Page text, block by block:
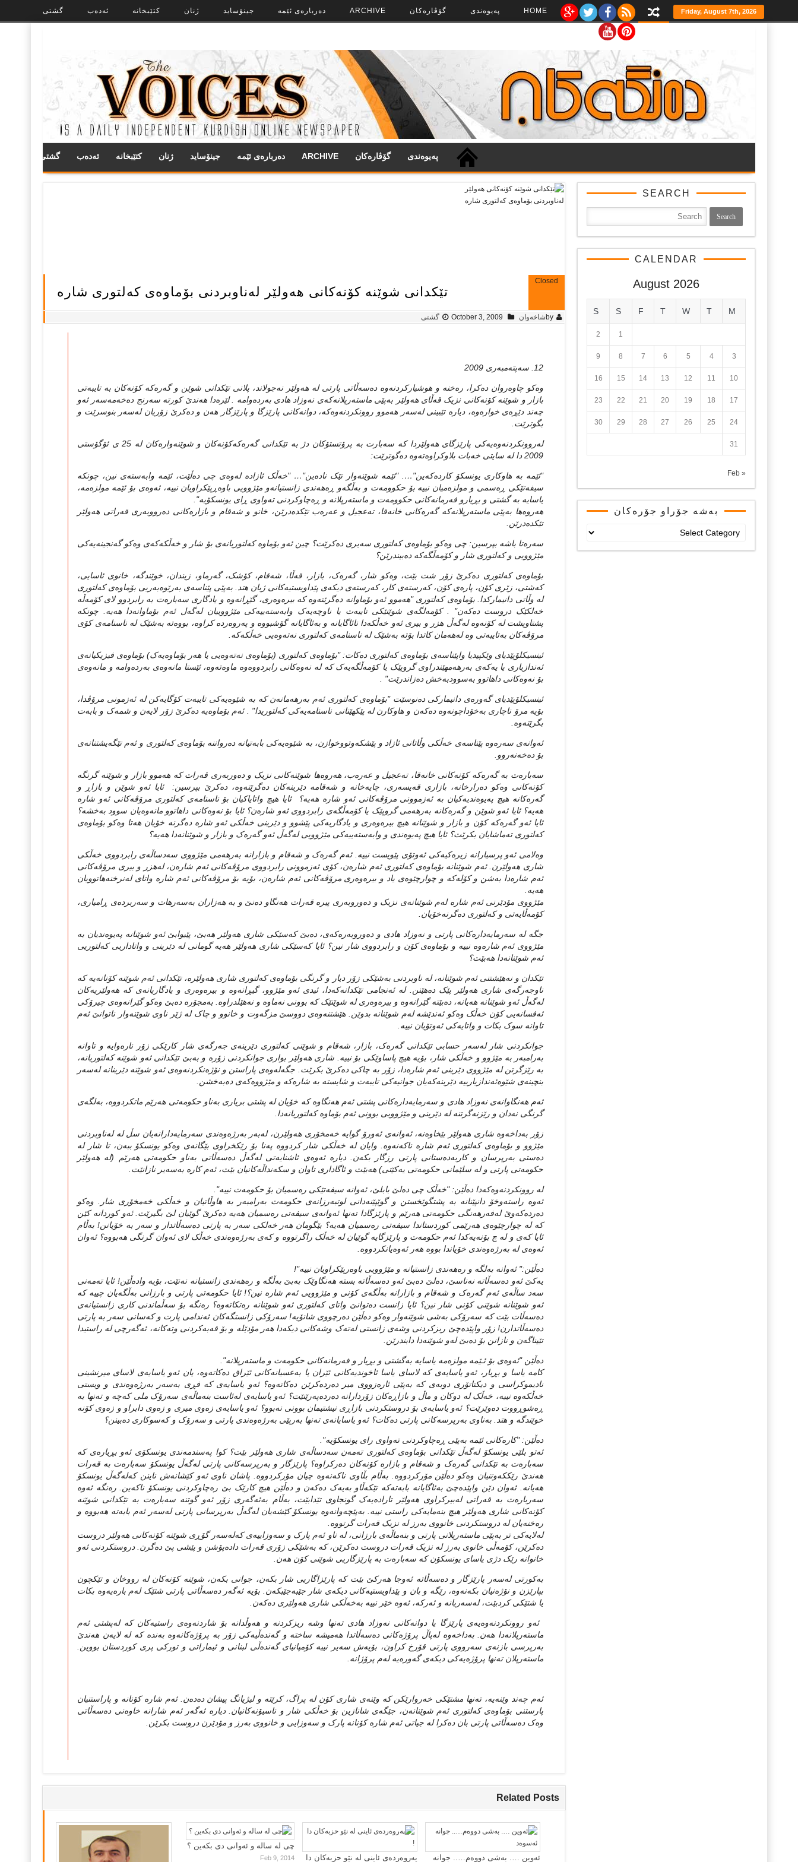
گشتی ئەدەب کتێبخانە ژنان جینۆساید ده‌رباره‌ی ئێمه ARCHIVE گۆڤاره‌کان په‌‌یوه‌ندی HOME Friday, August 7th, 2026
گشتی ئەدەب کتێبخانە ژنان جینۆساید ده‌رباره‌ی ئێمه ARCHIVE گۆڤاره‌کان په‌‌یوه‌ندی
تێکدانی شوێنه‌‌ کۆنه‌کانی هه‌ولێر له‌ناوبردنی بۆماوه‌ی که‌لتوری شاره‌
Closed
byشاخه‌وان October 3, 2009 گشتی
12. سه‌پته‌مبه‌ری 2009
وه‌کو چاوه‌روان ده‌کرا، ره‌خنه‌ و هوشیارکردنه‌وه‌ ده‌سه‌ڵاتی پارتی له‌ هه‌ولێر نه‌جولاند، پلانی تێکدانی شوێن و گه‌ره‌که‌ کۆنه‌کان به‌ تایبه‌تی
بازار و شوێنه‌ کۆنه‌کانی نزیک قه‌ڵای هه‌ولێر به‌پێی ماسته‌رپلانه‌که‌ی نه‌وزاد هادی به‌رده‌وامه‌ . لێره‌دا هه‌ندێ کورته‌ سه‌رنج ده‌خه‌مه‌سه‌ر ئه‌و
چه‌ند دێڕه‌ی خواره‌وه‌، دیاره‌ تێبینی له‌سه‌ر هه‌موو روونکردنه‌وه‌که‌، دوانه‌کانی پارێزگا و پارێزگار هه‌ن و ده‌کرێ زۆریان له‌سه‌ر بنوسرێت و
بگوترێت.
له‌روونکردنه‌وه‌یه‌کی پارێزگای هه‌ولێردا که‌ سه‌بارت به‌ پرۆتستۆکان دژ به‌ تێکدانی گه‌ره‌که‌کۆنه‌کان و شوێنه‌واره‌کان له‌ 25 ی ئۆگۆستی
2009 دا له‌ سایتی خه‌بات بلاوکراوه‌ته‌وه‌ ده‌گوترێت:
"ئێمه‌ به‌ هاوکاری یونسکۆ کارده‌که‌ین"…. "ئێمه‌ شوێنه‌وار تێک ناده‌ین"… "خه‌ڵک ئازاده‌ له‌وه‌ی چی ده‌ڵێت، ئێمه‌ وابه‌سته‌ی نین، چونكە
سیفەتێكی‮ ‬ڕەسمی‮ ‬و مولزەمیان نییە بۆ حكوومەت و بەڵگەو‮ ‬ڕەهەندی‮ ‬زانستیانەو مێژوویی‮ ‬باوەڕپێكراویان نییە،‮ ‬ئەوەی‮ ‬بۆ ئێمە مولزەمە،‮
‬یاسایە بە گشتی‮ ‬و بڕیارو فەرمانەكانی‮ ‬حكوومەت و ماستەرپلانە و‮ ‬ڕەچاوكردنی‮ ‬تەواوی‮ ‬ڕای‮ ‬یونسكۆیە"‮.‬
هه‌روه‌ها به‌پێی ماسته‌رپلانه‌که‌ گه‌ره‌کانی خانه‌قا، ته‌عجیل و عه‌ره‌ب تێکده‌درێن، خانو و شه‌قام و بازاره‌کانی ده‌رووبه‌ری قه‌راتی هه‌ولێر
تێکده‌درێن.
سه‌ره‌تا باشه‌ بپرسین: چی وه‌کو بۆماوه‌ی که‌لتوری سه‌یری ده‌کرێت؟ چین ئه‌و بۆماوه‌ که‌لتوریانه‌ی بۆ شار و خه‌ڵکه‌که‌ی وه‌کو گه‌نجینه‌یه‌کی
مێژوویی و که‌لتوری شار و کۆمه‌ڵگه‌که‌ ده‌بیندرێن؟
بۆماوه‌ی که‌لتوری ده‌کرێ زۆر شت بێت، وه‌کو شار، گه‌ره‌ک، بازار، قه‌ڵا، شه‌قام، کۆشک، گه‌رماو، زیندان، خوێندگه‌، خانوی ئاسایی،
که‌شتی، زێری کۆن، پاره‌ی کۆن، که‌رسته‌ی کار، که‌رسته‌ی دیکه‌ی پێداویستیه‌کانی ژیان هتد. به‌پێی پێناسه‌ی به‌رێوه‌به‌ریی بۆماوه‌ی که‌لتوری
له‌ وڵاتی دانیمارکدا. بۆماوه‌ی که‌لتوری "هه‌موو ئه‌و بۆماوانه‌ ده‌گرێته‌وه‌ که‌ بیره‌وه‌ری، گێڕانه‌وه‌ و یادگاری سه‌باره‌ت به‌ رابردوو لای کۆمه‌ڵه‌
خه‌لکێک دروست ده‌که‌ن" . کۆمه‌لگه‌ی شوێنێکی تایبه‌ت یا ناوچه‌یه‌ک وابه‌سته‌ییه‌کی مێژووییان له‌گه‌ل ئه‌م بۆماوانه‌دا هه‌یه‌. چونکه‌
پشتاوپشت له‌ کۆنه‌وه‌ له‌گه‌ڵ‌ ‌هزر و بیری ئه‌و خه‌ڵکه‌دا نائاگایانه‌ و به‌ئاگایانه‌ گۆشبووه‌ و په‌روه‌رده‌ کراوه‌، بووه‌ته‌ به‌شێک له‌ ناسنامه‌ی کۆی
مرۆڤه‌کان به‌تایبه‌تی وه‌ له‌هه‌مان کاتدا بۆته‌ به‌شێک له‌ ناسنامه‌ی که‌لتوری نه‌ته‌وه‌یی خه‌ڵکه‌که‌.
ئینسیکلۆپێدیای وێکپیدیا واپێناسه‌ی بۆماوه‌ی که‌لتوری ده‌کات: "بۆماوه‌ی که‌لتوری (بۆماوه‌ی نه‌ته‌وه‌یی یا هه‌ر بۆماوه‌یه‌ک‌) بۆماوه‌ی فیزیکیانه‌ی
ئه‌ندازیاری یا یه‌که‌ی به‌رهه‌مهێندراوی گروپێک یا کۆمه‌ڵگه‌یه‌ک که‌ له‌ نه‌وه‌کانی رابردووه‌وه‌ ماوه‌ته‌وه‌، ئێستا مانه‌وه‌ی به‌رده‌وامه‌ و مانه‌وه‌ی
بۆ نه‌وه‌کانی داهاتوو به‌سوودبه‌خش ده‌زاندرێت" .
ئینسیکلۆپێدیای گه‌و‌ره‌ی دانیمارکی ده‌نوسێت "بۆماوه‌ی که‌لتوری ئه‌م به‌رهه‌مانه‌ن که‌ به‌ شێوه‌یه‌کی تایبه‌ت کۆگایه‌کن له‌ ئه‌زمونی مرۆڤدا،
بۆیه‌ مرۆ ناچاری به‌خۆداچونه‌وه‌ ده‌که‌ن و هاوکارن له‌ پێکهێنانی ناسنامه‌یه‌کی که‌لتوریدا" . ئه‌م بۆماوه‌یه‌ ده‌کرێ زۆر لایه‌ن و شمه‌ک و بابه‌ت
بگرێته‌وه‌.
ئه‌وانه‌ی سه‌ره‌وه‌ پێناسه‌ی خه‌ڵکی وڵاتانی ئازاد و پێشکه‌وتووخوازن، به‌ شێوه‌یه‌کی بابه‌تیانه‌ ده‌رواننه‌ بۆماوه‌ی که‌لتوری و ئه‌م تێگه‌یشتنانه‌‌ی
بۆ ده‌خه‌نه‌روو.
سه‌باره‌ت به‌ گه‌ره‌که‌ کۆنه‌کانی خانه‌قا، ته‌عجیل و عه‌ره‌ب، هه‌روه‌ها شوێنه‌کانی نزیک و ده‌وربه‌ری قه‌رات که‌ هه‌موو بازار و شوێنه‌ گرنگه‌
کۆنه‌کانی وه‌کو ده‌رارخانه‌، بازاری قه‌یسه‌ری، چایه‌خانه‌ و شه‌قامه‌ دێرینه‌کان ده‌گرێته‌وه‌، ده‌کرێ بپرسین: ئایا ئه‌و شوێن و بازاڕ و
گه‌ره‌کانه‌ هیچ په‌یوه‌ندیه‌کیان به‌ ئه‌زموونی مرۆڤه‌کانی ئه‌و شاره‌ هه‌یه‌؟ ئایا هیچ واتایاکیان بۆ ناسنامه‌ی که‌لتوری مرۆڤه‌کانی ئه‌و شاره‌
هه‌یه‌؟ ئایا ئه‌و شوێن و گه‌ره‌کانه‌ به‌رهه‌می گروپێک یا کۆمه‌ڵگه‌ی رابردووی ئه‌و شاره‌ن؟ ئایا بۆ نه‌وه‌کانی داهاتوو مانه‌وه‌یان سوود به‌خشه‌؟
ئایا ئه‌و گه‌ره‌که‌ کۆن و بازار و شوێنانه‌ هیچ بیره‌وه‌ری و یادگاریه‌کی پێشوو و دێرینی خه‌ڵکی ئه‌و شاره‌‌ ده‌گرنه‌ خۆیان هه‌تا وه‌کو بۆماوه‌ی
که‌لتوری ته‌ماشایان بکرێت؟ ئایا هیچ په‌یوه‌ندی و وابه‌سته‌ییه‌کی مێژوویی له‌گه‌ڵ ئه‌و گه‌ره‌ک و بازار و شوێنانه‌دا هه‌یه‌؟
وه‌لامی ئه‌و پرسیارانه‌ زیره‌کیه‌کی ئه‌وتۆی پێویست نییه‌. ئه‌م گه‌ره‌ک و شه‌قام و بازارانه‌ به‌رهه‌می مێژووی سه‌دساڵه‌ی رابردووی خه‌ڵکی
شاری هه‌ولێرن. ئه‌م شوێنانه‌ بۆماوه‌ی که‌لتوری ئه‌م شاره‌ن، کۆی ئه‌زموونی رابردووی مرۆڤه‌کانی ئه‌م شاره‌ن، له‌هزر و بیری مرۆڤه‌کانی
ئه‌م شاره‌دا به‌شن و کۆله‌که‌ و چوارچێوه‌ی یاد و بیره‌وه‌ر‌ی مرۆڤه‌کانی ئه‌م شاره‌ن، بۆیه‌ بۆ مرۆڤه‌کانی ئه‌م شاره‌ واتای له‌نرخنه‌هاتوویان
هه‌یه‌.
مێژووی مۆدێرنی ئه‌م شاره‌ له‌م شوێنانه‌ی نزیک و ده‌وروبه‌ری پیره‌ قه‌رات هه‌نگاو ده‌نێ و به هه‌زاران به‌سه‌رهات و سه‌ربرده‌ی ڕامیاری،
کۆمه‌ڵایه‌تی و که‌لتوری ده‌گرنه‌خۆیان.
جگه‌ له‌ سه‌رمایه‌داره‌کانی پارتی و نه‌وزاد هادی و ده‌وروبه‌ره‌که‌ی، ده‌بێ که‌سێکی شاری هه‌ولێر هه‌بێ، پێیوابێ ئه‌و شوێنانه‌ په‌یوه‌ندیان به‌
مێژووی ئه‌م شاره‌وه‌ نییه‌ و بۆماوه‌ی کۆن و رابردووی شار نین؟ ئایا که‌سێکی شاری هه‌ولێر هه‌یه‌ گومانی له‌ دێرینی و واتاداریی که‌لتوریی
ئه‌م شوێنانه‌دا هه‌بێت؟
تێکدان و نه‌هێشتنی ئه‌م شوێنانه‌، له‌ ناوبردنی به‌شێکی زۆر دیار و گرنگی بۆماوه‌ی که‌لتوری شاری هه‌ولێره‌، تێکدانی ئه‌م شوێنه‌ کۆنانه‌یه‌ که‌
ناوجه‌رگه‌ی شاری هه‌ولێر پێک ده‌هێنن‌. له‌ ئه‌نجامی تێکدانه‌که‌دا، ئیدی ئه‌و مێژوو، گیڕانه‌وه‌ و بیره‌وه‌ری و یادگاریانه‌ی که‌ هه‌ولێریه‌کان
له‌گه‌ڵ ئه‌و شوێنانه‌ هه‌یانه‌، ده‌بێته‌ گێرانه‌وه‌ و بیره‌وه‌ری له‌ شوێنێک که‌ بوونی نه‌ماوه‌ و نه‌هێلدراوه‌. به‌مجۆره‌ ده‌بێ وه‌کو گێرانه‌وه‌ی چیرۆکی
ئه‌فسانه‌یی کۆن خه‌ڵک وه‌کو ئه‌ندێشه‌ له‌م شوێنانه‌ بدوێن. هێشتنه‌وه‌ی دووسێ مزگه‌وت و خانوو و چاک له‌ ژێر ناوی شوێنه‌وار ناتوانێ ئه‌م
تاوانه‌ سوک بکات و واتایه‌کی ئه‌وتۆیان نییه‌.
جوانکردنی شار له‌سه‌ر حسابی تێکدانی گه‌ره‌ک، بازار، شه‌قام و شوێنی که‌لتوری دێرینه‌ی جه‌رگه‌ی شار کارێکی زۆر ناره‌وایه‌ و تاوانه‌
به‌رامبه‌ر به‌ مێژوو و خه‌ڵکی شار، بۆیه‌ هیچ پاساوێکی بۆ نییه‌. شاری هه‌ولێر بواری جوانکردنی زۆره‌ و به‌بێ تێکدانی ئه‌و شوێنه‌ که‌لتوریانه،
به‌ رێزگرتن له‌ مێژووی دێرینی ئه‌م شاره‌دا،‌ زۆر به‌ چاکی ده‌کرێ بکرێت. جگه‌له‌وه‌ی پاراستن و نۆژه‌نکردنه‌وه‌ی ئه‌و شوێنه‌ دێرینانه‌ له‌سه‌ر
بنچینه‌ی شێوه‌ئه‌ندازیارییه‌ دێرینه‌که‌یان جوانیه‌کی تایبه‌ت و شایسته‌ به‌ شاره‌که‌ و مێژووه‌که‌ی ده‌به‌خشن. ‌
ئه‌م هه‌نگاوانه‌ی نه‌وزاد هادی و سه‌رمایه‌داره‌کانی پشتی ئه‌م هه‌نگاوه‌ که‌ خۆیان له‌ پشتی بریاری به‌ناو حکومه‌تی هه‌رێم ماتکردووه‌، به‌لگه‌ی
گرنگی نه‌دان و رێزنه‌گرتنه‌ له‌ دێرینی و مێژوویی بوونی ئه‌م بۆماوه‌ که‌لتوریانه‌دا.
زۆر به‌داخه‌وه‌ شاری هه‌ولێر بێخاوه‌نه‌، ئه‌وانه‌ی ئه‌ورۆ گوایه‌ خه‌مخۆری هه‌ولێرن، له‌به‌ر به‌رژه‌وه‌ندی سه‌رمایه‌دارانه‌یان سڵ له‌ له‌ناوبردنی
مێژوو و بۆماوه‌ی که‌لتوری ئه‌م شاره‌ ناکه‌نه‌وه‌. وایان له‌ خه‌ڵکی شار کردووه‌ په‌نا بۆ رێکخراوی بێگانه‌ی وه‌کو یونسکۆ ببه‌ن، تا شار له‌
ده‌ستی به‌رپرسان و کاربه‌ده‌ستانی پارتی رزگار بکه‌ن. دیاره‌ ئه‌وه‌ی ئاشنایه‌تی له‌گه‌ڵ ده‌سه‌ڵاتی به‌ناو حکومه‌تی هه‌رێم (له‌ هه‌ولێر
حکومه‌تی پارتی و له‌ سلێمانی حکومه‌تی یه‌کێتی) هه‌بێت و ئاگاداری تاوان و سکه‌نداڵه‌کانیان بێت، ئه‌م کاره‌ به‌سه‌یر نازانێت.
له‌ روونکردنه‌وه‌که‌دا ده‌ڵێن: "خه‌ڵک چی ده‌لێ بابلێ، ئه‌وانه‌ سیفه‌تێکی ره‌سمیان بۆ حکومه‌ت نییه".
ئه‌وه‌ راسته‌وخۆ دانپێنانه‌ به‌ پشتگوێخستن و گوێپێنه‌دانی لوتبه‌رزانه‌ی حکومه‌ت به‌رامبه‌ر به‌ هاوڵاتیان و خه‌ڵکی خه‌مخۆری شار. وه‌کو
ده‌رده‌که‌وێ له‌فه‌رهه‌نگی حکومه‌تی هه‌رێم و پارێزگادا ته‌نها ئه‌وانه‌ی سیفه‌تی ره‌سمیان هه‌یه‌ ده‌کرێ گوێیان لێ بگیرێت. ئه‌و کوردانه‌ کێن
که‌ له‌ چوارچێوه‌ی هه‌رێمی کوردستاندا سیفه‌تی ره‌سمیان هه‌یه‌؟ بێگومان هه‌ر خه‌لکی سه‌ر به‌ پارتی ده‌سه‌ڵاتدار و سه‌ر به‌ خۆیانن! به‌ڵام
ئایا که‌ی و له‌ چ بۆنه‌یه‌کدا ئه‌م حکومه‌ت و پارێزگایه‌ گوێیان له‌ خه‌ڵک راگرتووه‌ و که‌ی به‌رژه‌وه‌ندی خه‌ڵک لای ئه‌وان گرنگی هه‌بووه‌؟ ئه‌وان
ئه‌وه‌ی له‌ به‌رژه‌وه‌ندی خۆیاندا بووه‌ هه‌ر ئه‌وه‌یانکردووه‌.
ده‌ڵێن:" ئه‌وانه‌ به‌لگه‌ و ره‌هه‌ندی زانستیانه‌ و مێژوویی باوه‌رپێکراویان نییه‌"!
یه‌کێ ئه‌و ده‌سه‌ڵاته‌ نه‌ناسێ، ده‌لێ ده‌بێ ئه‌و ده‌سه‌ڵاته‌‌ بسته‌ هه‌نگاوێک به‌بێ به‌ڵگه‌ و ره‌هه‌ندی زانستیانه‌ نه‌نێت، بۆیه‌ واده‌ڵێن! ئایا ته‌مه‌نی
سه‌د ساڵه‌ی ئه‌م گه‌ره‌ک و شه‌قام و بازارانه‌ به‌ڵگه‌ی کۆنی و مێژوویی ئه‌م شاره‌ نین؟! ئایا حکومه‌تی پارتی و بارزانی به‌ڵگه‌یان چییه‌ که‌
ئه‌و شوێنانه‌ شوێنی کۆنی شار نین؟ ئایا زانست ده‌توانێ واتای که‌لتوری ئه‌و شوێنانه‌ ره‌تکاته‌وه‌؟ ره‌نگه‌ بۆ سه‌ڵماندنی کاری زانستیانه‌ی
ده‌سه‌ڵات بێت که‌ سه‌رۆکی به‌شی شوێنه‌وار وه‌کو ده‌ڵێن ده‌رچووی شانۆیه‌! سه‌رۆکی زانستگه‌کان ئه‌ندامی پارت و که‌سانی سه‌ر به‌ پارتی
ده‌سه‌ڵاتدارن! زۆر واپێده‌چێ ریزکردنی وشه‌ی زانستی له‌ته‌ک وشه‌کانی دیکه‌دا هه‌ر مۆدێله‌ و بۆ قه‌به‌کردنی وته‌کانه‌، ئه‌گه‌رچی له‌ راستیدا
تێیناگه‌ن و نازانن بۆ ده‌بێ له‌و شوێنه‌دا دابندرێن.
ده‌ڵێن "ئه‌وه‌ی بۆ ئـێمه‌ مولزه‌مه‌ یاسایه‌ به‌گشتی‌ و بڕیار و فه‌رمانه‌کانی حکومه‌ت و ماسته‌رپلانه‌".
کامه‌ یاسا و بڕیار، ئه‌و یاسایه‌ی که‌ لاسای یاسا ئاخوندیه‌کانی ئێران یا به‌عسیانه‌کانی ئێراق ده‌کاته‌وه‌، یان ئه‌و یاسایه‌ی لاسای میرنشینی
نادیموکراسی و دیکتاتۆری دوبه‌ی که‌ به‌پێی ئاره‌زووی میر ده‌رده‌کرێن ده‌کاته‌وه‌؟ ئه‌و یاسایه‌ی که‌ فڕی به‌سه‌ر به‌رژه‌وه‌ندی و ویستی
خه‌ڵکه‌وه‌ نییه‌، خه‌ڵک له‌ دوکان و ماڵ و بازاڕه‌کان زۆردارانه‌ ده‌رده‌په‌رێنێت؟ ئه‌و یاسایه‌ی له‌ئاست بنه‌ماڵه‌ی سه‌رۆک ملی که‌چه‌ و ته‌نها به‌
ڕه‌شوڕووت ده‌وێرێت؟ ئه‌و یاسایه‌ی بۆ دروستکردنی بازاڕی نیشتیمان بوونی نه‌بوو؟ ئه‌و یاسایه‌ی زه‌وی میری و زه‌وی دابراو و زه‌وی کۆنه‌
خوێندگه‌ و هتد. به‌ناوی به‌رپرسه‌کانی پارتی ده‌کات؟ ئه‌و یاسایانه‌ی ته‌نها به‌رپێی به‌رژه‌وه‌ندی پارتی و سه‌رۆک و که‌سوکاری ده‌بینن؟
ده‌ڵێن: "کاره‌کانی ئێمه‌ به‌پێی ڕه‌چاوکردنی ته‌واوی رای یونسکۆیه‌".
ئه‌تو بلێی یونسکۆ له‌گه‌ڵ تێکدانی بۆماوه‌ی که‌لتوری ته‌مه‌ن سه‌دساڵه‌ی شاری هه‌ولێر بێت؟ کوا په‌سندمه‌ندی یونسکۆی ئه‌و بڕیاره‌ی که‌
سه‌باره‌ت به‌ تێکدانی گه‌ره‌ک و شه‌قام و بازاره‌ کۆنه‌کان ده‌رکراوه‌؟ پارێزگار و به‌رپرسه‌کانی پارتی له‌گه‌ڵ یونسکۆ سه‌باره‌ت به‌ قه‌رات
هه‌ندێ رێککه‌وتنیان وه‌کو ده‌ڵێن مۆرکردووه‌. به‌ڵام بڵاوی ناکه‌نه‌وه‌ چیان مۆرکردووه‌. پاشان ناوی ئه‌و کێشانه‌ش ناینن که‌له‌گه‌ڵ یونسکۆ
هه‌یانه‌. ئه‌وان دێن واپێده‌چێ به‌ئاگایانه‌ بابه‌ته‌که‌ تێکه‌ڵاو به‌یه‌ک ده‌که‌ن و ده‌ڵێن هیچ کارێک بێ ره‌چاوکردنی یونسکۆ ناکه‌ین. ره‌نگه‌ ئه‌وه‌
سه‌رباره‌ت به‌ قه‌راتی له‌بیرکراوی هه‌ولێر تاراده‌یه‌ک گونجاوی تێدابێت، به‌ڵام به‌ئه‌گه‌ری زۆر ئه‌و گوتنه‌ سه‌باره‌ت به‌ تێکدانی شوێنه‌
کۆنه‌کانی شاری هه‌ولێر هیچ بنه‌مایه‌کی راستی نییه‌. به‌پێچه‌وانه‌وه‌ یونسکۆ کێشه‌یان له‌گه‌ڵ به‌رپرسانی پارتی له‌سه‌ر ئه‌م بابه‌ته‌ هه‌بووه‌ و
ره‌خنه‌یان له‌ دروستکردنی خانووی به‌رز له‌ نزیک قه‌رات گرتووه‌.
له‌لایه‌کی تر به‌پێی ماسته‌رپلانی پارتی و بنه‌ماڵه‌ی بارزانی، له‌ ناو ئه‌م پارک و سه‌وزاییه‌ی که‌له‌سه‌ر گۆڕی شوێنه‌ کۆنه‌کانی هه‌ولێر دروست
ده‌کرێن، کۆمه‌ڵی خانوی به‌رز له‌ نزیک قه‌رات دروست ده‌کرێن، که‌ به‌شێکی زۆری قه‌رات داده‌پۆشن و پێشی پێ ده‌گرن. دروستکردنی ئه‌و
خانوانه‌ رێک دژی یاسای یونسکۆن‌ که‌ سه‌باره‌ت به‌ پارێزگاریی شوێنی کۆن هه‌ن.
به‌کورتی له‌سه‌ر پارێزگار و ده‌سه‌ڵاته‌ ئه‌وجا هه‌رکێ بێت که‌ پارێزاگاریی شار بکه‌ن، جوانی بکه‌ن، شوێنه‌ کۆنه‌کان له‌ رووخان و تێکچون
بپارێزن و نۆژه‌نیان بکه‌نه‌وه‌، رێگه‌ و بان و پێداویستیه‌کانی دیکه‌ی شار جێبه‌جێبکه‌ن. بۆیه‌ ئه‌گه‌ر ده‌سه‌ڵاتی پارتی شتێک له‌م باره‌یه‌وه‌ بکات
یا شتێکی کردبێت، له‌سه‌ریانه‌ و ئه‌رکه‌، ئه‌وه‌ خێر نییه به‌خه‌ڵکی شاری هه‌ولێری ده‌که‌ن.
‌ ئه‌و روونکردنه‌وه‌یه‌ی پارێزگا یا دوانه‌کانی نه‌وزاد هادی ته‌نها وشه‌ ریزکردنه‌ و هه‌وڵدانه‌ بۆ شاردنه‌وه‌ی راستیه‌کان که‌ له‌پشتی ئه‌م
ماسته‌رپلانه‌دا هه‌ن. به‌داخه‌وه‌ له‌پاڵ پرۆژه‌کانی ده‌سه‌ڵاتدا هه‌میشه‌ ساخته‌ و گه‌نده‌ڵیه‌کی زۆر به‌ پرۆژه‌کانه‌‌وه‌ به‌نده‌ که‌ له‌ لایه‌ن هه‌ندێ
به‌رپرسی بازنه‌ی سه‌رووی پارتی قۆرخ کراون، بۆیه‌ش سه‌یر نییه‌ کۆمپانیای گه‌نده‌ڵی لبنانی و ئیماراتی و تورکی پری کوردستان بووین.
ماسته‌رپلان ته‌نها پرۆژه‌یه‌کی دیکه‌ی گه‌وره‌یه‌ له‌م پرۆژانه‌.
ئه‌م چه‌ند وێنه‌یه‌، ته‌نها مشتێکی خه‌روارێکن که‌ وێنه‌ی شاری کۆن له‌ پراگ، کرێته‌ و لیژیانگ پیشان ده‌ده‌ن. ئه‌م شاره‌ کۆنانه‌ و پاراستنیان
پارستنی بۆماوه‌ی که‌لتوری ئه‌م شوێنانه‌ن، جێگه‌ی شانازین بۆ خه‌ڵکی شار و ناسیۆنه‌کانیان. دیاره‌ ئه‌گه‌ر ئه‌م شارانه‌ خاوه‌نی ده‌سه‌ڵاتی
وه‌ک ده‌سه‌ڵاتی پارتی بان ده‌کرا له‌ جیاتی ئه‌م شاره‌ کۆنانه‌ پارک و سه‌وزایی و خانووی به‌رز و مۆدێرن دروست بکرێن.
Related Posts
چی لە سالە و ئەوانی دی بكەین ؟
Feb 9, 2014 پەروەردەی ئاینی لە نێو حزبەکان دا ئەوین …. بەشی دووەم….. جوانە
SEARCH
CALENDAR
August 2026
M
T
W
T
F
S
S
1
2
3
4
5
6
7
8
9
10
11
12
13
14
15
16
17
18
19
20
21
22
23
24
25
26
27
28
29
30
31
« Feb
بەشە جۆراو جۆرەکان
جۆرەکان